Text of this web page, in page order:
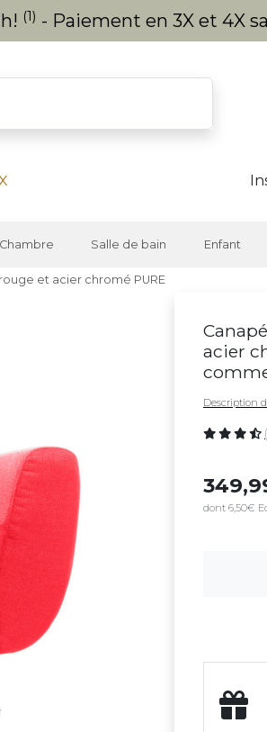
(1) - Paiement en 3X et 4X
Chambre Salle de bain Enfant
et acier chromé PURE
acier
Description
dont 6,50€